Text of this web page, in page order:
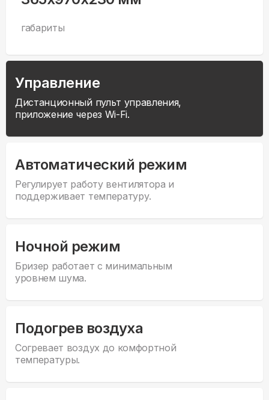
габариты
Управление
Дистанционный пульт управления,
приложение через Wi-Fi.
Автоматический режим
Регулирует работу вентилятора и
поддерживает температуру.
Ночной режим
Бризер работает с минимальным
уровнем шума.
Подогрев воздуха
Согревает воздух до комфортной
температуры.